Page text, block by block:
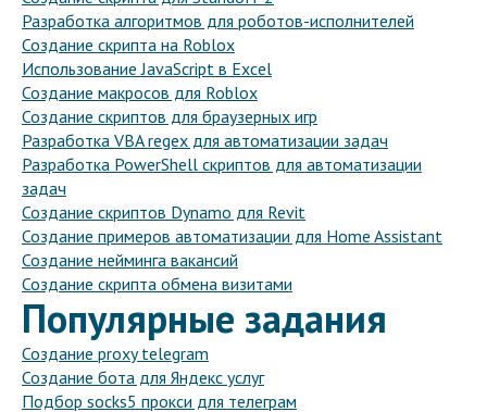
Разработка алгоритмов для роботов-исполнителей
Создание скрипта на Roblox
Использование JavaScript в Excel
Создание макросов для Roblox
Создание скриптов для браузерных игр
Разработка VBA regex для автоматизации задач
Разработка PowerShell скриптов для автоматизации
задач
Создание скриптов Dynamo для Revit
Создание примеров автоматизации для Home Assistant
Создание нейминга вакансий
Создание скрипта обмена визитами
Популярные задания
Создание proxy telegram
Создание бота для Яндекс услуг
Подбор socks5 прокси для телеграм